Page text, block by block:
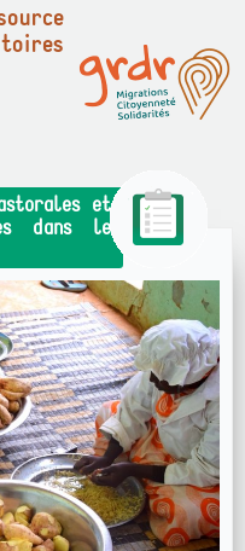
et
dans le